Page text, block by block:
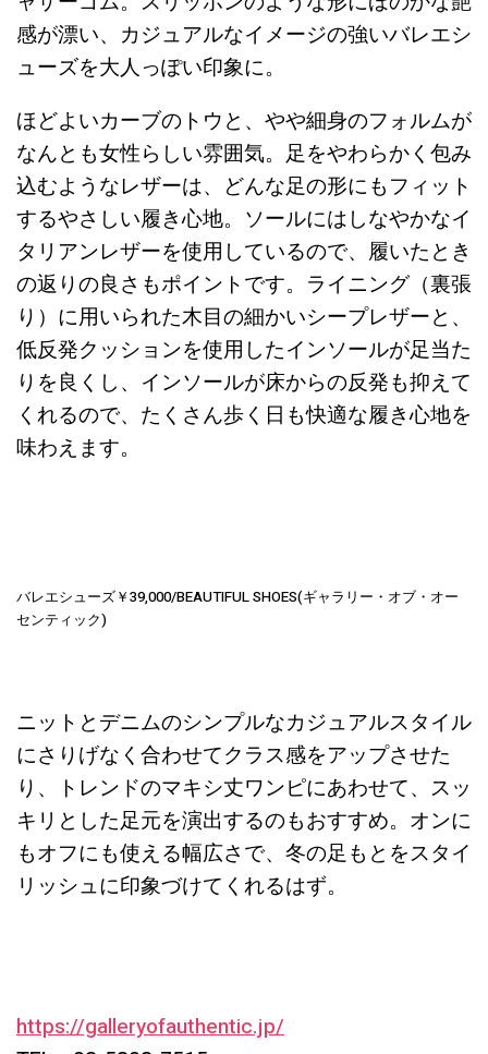
感が漂い、カジュアルなイメージの強いバレエシ
ューズを大人っぽい印象に。
ほどよいカーブのトウと、やや細身のフォルムが
なんとも女性らしい雰囲気。足をやわらかく包み
込むようなレザーは、どんな足の形にもフィット
するやさしい履き心地。ソールにはしなやかなイ
タリアンレザーを使用しているので、履いたとき
の返りの良さもポイントです。ライニング（裏張
り）に用いられた木目の細かいシープレザーと、
低反発クッションを使用したインソールが足当た
りを良くし、インソールが床からの反発も抑えて
くれるので、たくさん歩く日も快適な履き心地を
味わえます。
バレエシューズ￥39,000/BEAUTIFUL SHOES(ギャラリー・オブ・オー
センティック)
ニットとデニムのシンプルなカジュアルスタイル
にさりげなく合わせてクラス感をアップさせた
り、トレンドのマキシ丈ワンピにあわせて、スッ
キリとした足元を演出するのもおすすめ。オンに
もオフにも使える幅広さで、冬の足もとをスタイ
リッシュに印象づけてくれるはず。
https://galleryofauthentic.jp/